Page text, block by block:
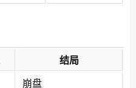
结局
崩盘